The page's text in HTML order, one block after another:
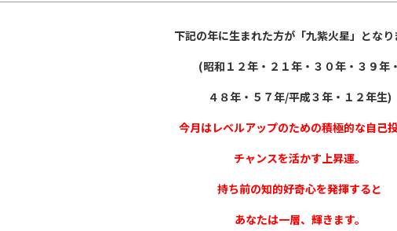
下記の年に生まれた方が「九紫火星」となり
(昭和１２年・２１年・３０年・３９年・
４８年・５７年/平成３年・１２年生)
今月はレベルアップのための積極的な自己
チャンスを活かす上昇運。
持ち前の知的好奇心を発揮すると
あなたは一層、輝きます。